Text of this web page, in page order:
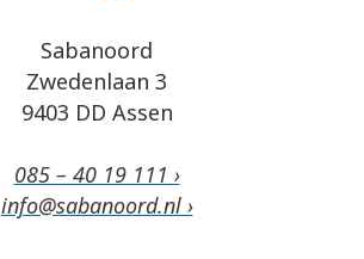
Sabanoord
Zwedenlaan 3
9403 DD Assen
085 – 40 19 111 ›
info@sabanoord.nl ›